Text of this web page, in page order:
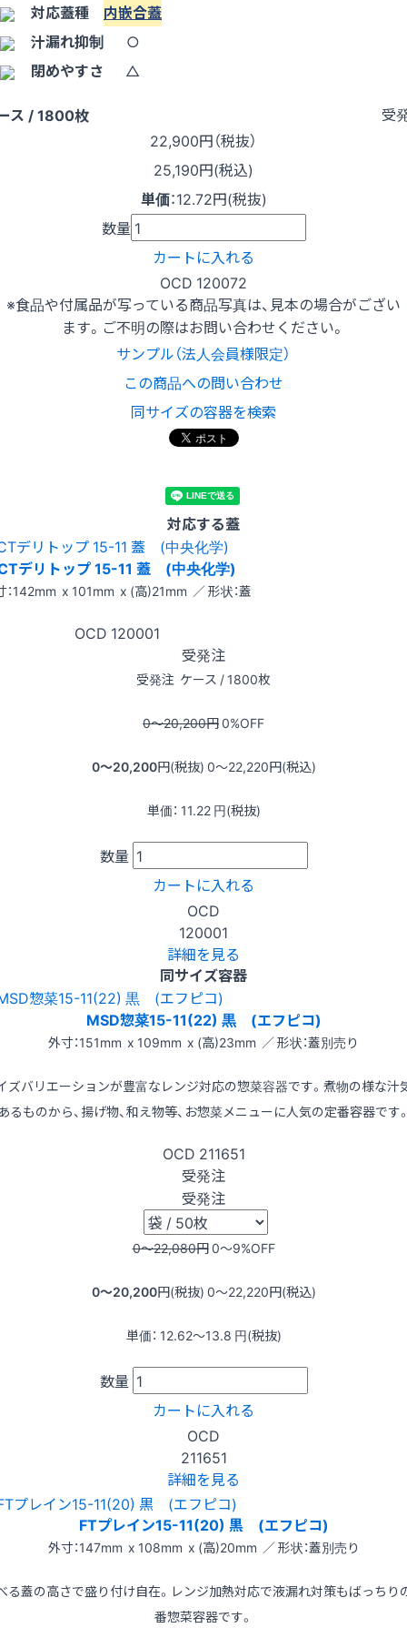
対応蓋種 内嵌合蓋
汁漏れ抑制
○
閉めやすさ
△
ス / 1800枚
受
22,900円（税抜）
25,190円(税込)
単価：12.72円(税抜)
数量
カートに入れる
OCD 120072
※食品や付属品が写っている商品写真は、見本の場合がござい
ます。ご不明の際はお問い合わせください。
サンプル（法人会員様限定）
この商品への問い合わせ
同サイズの容器を検索
対応する蓋
デリトップ 15-11 蓋 (中央化学)
：142mm x 101mm x (高)21mm ／ 形状：蓋
OCD 120001
受発注
受発注 ケース / 1800枚
0〜20,200円0%OFF
0〜20,200円(税抜) 0〜22,220円(税込)
単価： 11.22 円(税抜)
数量
カートに入れる
OCD
120001
詳細を見る
同サイズ容器
MSD惣菜15-11(22) 黒 (エフピコ)
外寸：151mm x 109mm x (高)23mm ／ 形状：蓋別売り
ズバリエーションが豊富なレンジ対応の惣菜容器です。煮物の様な汁
るものから、揚げ物、和え物等、お惣菜メニューに人気の定番容器です
OCD 211651
受発注
受発注
0〜22,080円0〜9%OFF
0〜20,200円(税抜) 0〜22,220円(税込)
単価： 12.62〜13.8 円(税抜)
数量
カートに入れる
OCD
211651
詳細を見る
FTプレイン15-11(20) 黒 (エフピコ)
外寸：147mm x 108mm x (高)20mm ／ 形状：蓋別売り
る蓋の高さで盛り付け自在。レンジ加熱対応で液漏れ対策もばっちり
番惣菜容器です。